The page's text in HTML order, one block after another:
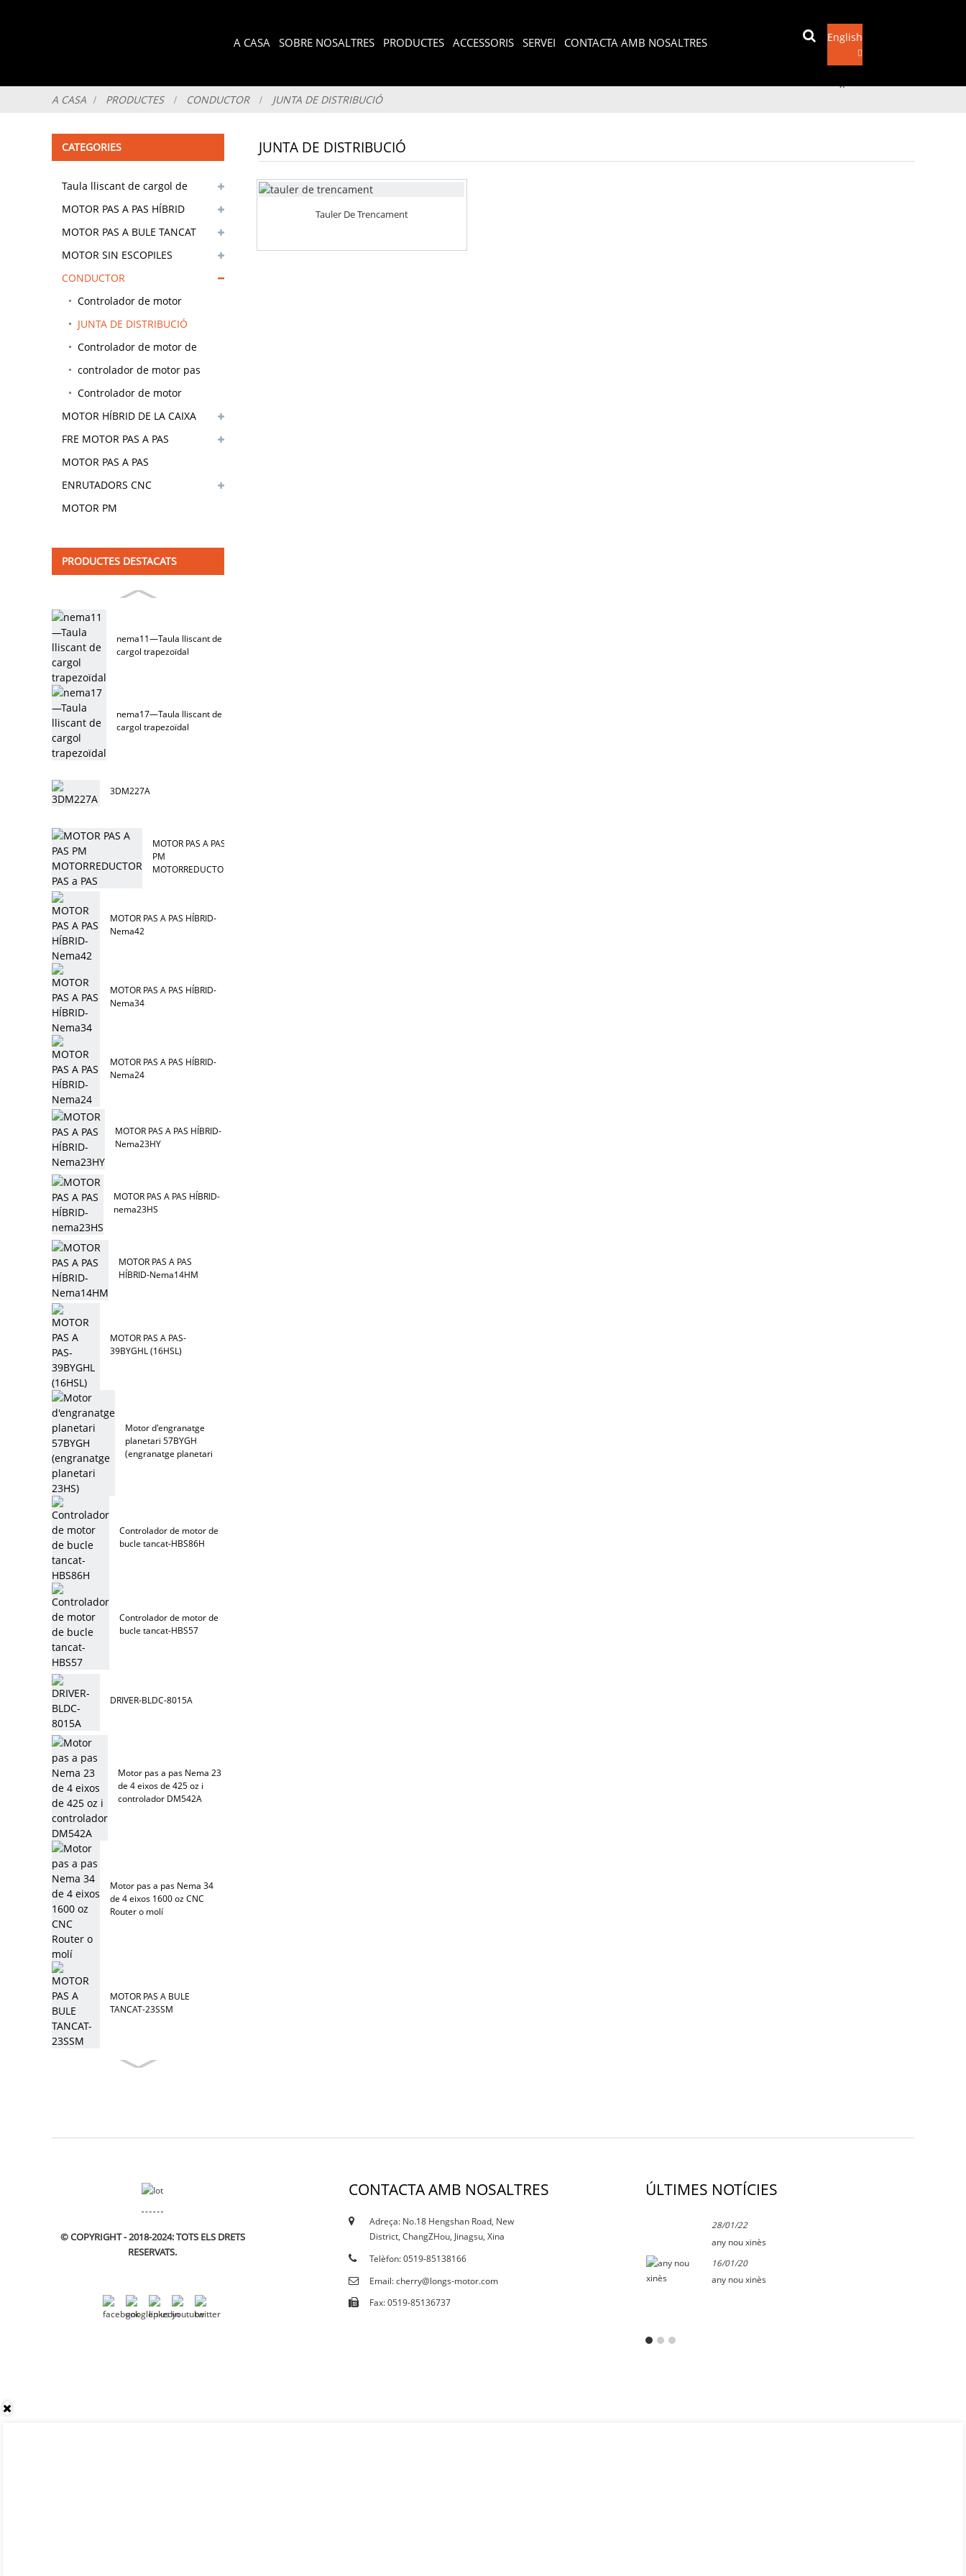
A CASA SOBRE NOSALTRES PRODUCTES ACCESSORIS SERVEI CONTACTA AMB NOSALTRES English
A CASA PRODUCTES CONDUCTOR JUNTA DE DISTRIBUCIÓ
CATEGORIES
Taula lliscant de cargol de
precisió
MOTOR PAS A PAS HÍBRID
MOTOR PAS A BULE TANCAT
MOTOR SIN ESCOPILES
CONDUCTOR
Controlador de motor
BLDC
JUNTA DE DISTRIBUCIÓ
Controlador de motor de
bucle tancat
controlador de motor pas
a pas
Controlador de motor
trifàsic
MOTOR HÍBRID DE LA CAIXA
DE CAMBIOS
FRE MOTOR PAS A PAS
HÍBRID
MOTOR PAS A PAS
ENRUTADORS CNC
MOTOR PM
PRODUCTES DESTACATS
nema11—Taula lliscant de
cargol trapezoïdal
nema17—Taula lliscant de
cargol trapezoïdal
3DM227A
MOTOR PAS A PAS
PM
MOTORREDUCTOR
MOTOR PAS A PAS HÍBRID-
Nema42
MOTOR PAS A PAS HÍBRID-
Nema34
MOTOR PAS A PAS HÍBRID-
Nema24
MOTOR PAS A PAS HÍBRID-
Nema23HY
MOTOR PAS A PAS HÍBRID-
nema23HS
MOTOR PAS A PAS
HÍBRID-Nema14HM
MOTOR PAS A PAS-
39BYGHL (16HSL)
Motor d'engranatge
planetari 57BYGH
(engranatge planetari
Controlador de motor de
bucle tancat-HBS86H
Controlador de motor de
bucle tancat-HBS57
DRIVER-BLDC-8015A
Motor pas a pas Nema 23
de 4 eixos de 425 oz i
controlador DM542A
Motor pas a pas Nema 34
de 4 eixos 1600 oz CNC
Router o molí
MOTOR PAS A BULE
TANCAT-23SSM
JUNTA DE DISTRIBUCIÓ
Tauler De Trencament
© COPYRIGHT - 2018-2024: TOTS ELS DRETS
RESERVATS.
CONTACTA AMB NOSALTRES
Adreça: No.18 Hengshan Road, New
District, ChangZHou, Jinagsu, Xina
Telèfon: 0519-85138166
Email: cherry@longs-motor.com
Fax: 0519-85136737
ÚLTIMES NOTÍCIES
18/10/19
Certificats
28/01/22
any nou xinès
16/01/20
any nou xinès
Envia un correu electrònic
x